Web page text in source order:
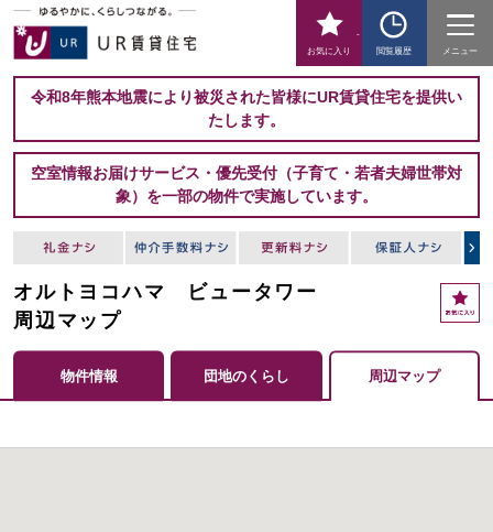
お気に入り
-
閲覧履歴
メニュー
令和8年熊本地震により被災された皆様にUR賃貸住宅を提供い
たします。
空室情報お届けサービス・優先受付（子育て・若者夫婦世帯対
象）を一部の物件で実施しています。
オルトヨコハマ ビュータワー
周辺マップ
物件情報 団地のくらし 周辺マップ